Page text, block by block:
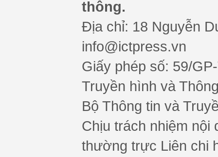
thông.
Địa chỉ: 18 Nguyễn
info@ictpress.vn
Giấy phép số: 59/
Truyền hình và
Bộ Thông tin và
Chịu trách nhiệm nội
thường trực Liên chi